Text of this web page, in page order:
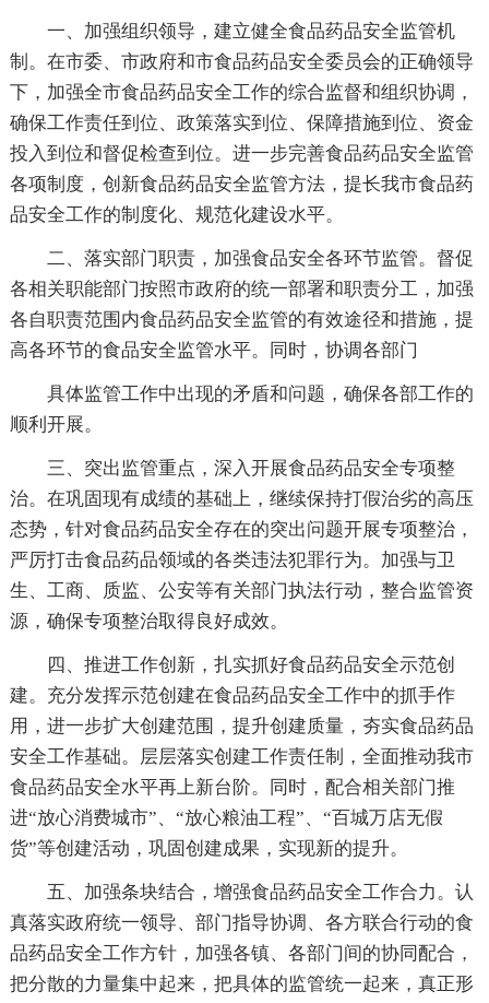
一、加强组织领导，建立健全食品药品安全监管机
制。在市委、市政府和市食品药品安全委员会的正确领导
下，加强全市食品药品安全工作的综合监督和组织协调，
确保工作责任到位、政策落实到位、保障措施到位、资金
投入到位和督促检查到位。进一步完善食品药品安全监管
各项制度，创新食品药品安全监管方法，提长我市食品药
品安全工作的制度化、规范化建设水平。
二、落实部门职责，加强食品安全各环节监管。督促
各相关职能部门按照市政府的统一部署和职责分工，加强
各自职责范围内食品药品安全监管的有效途径和措施，提
高各环节的食品安全监管水平。同时，协调各部门
具体监管工作中出现的矛盾和问题，确保各部工作的
顺利开展。
三、突出监管重点，深入开展食品药品安全专项整
治。在巩固现有成绩的基础上，继续保持打假治劣的高压
态势，针对食品药品安全存在的突出问题开展专项整治，
严厉打击食品药品领域的各类违法犯罪行为。加强与卫
生、工商、质监、公安等有关部门执法行动，整合监管资
源，确保专项整治取得良好成效。
四、推进工作创新，扎实抓好食品药品安全示范创
建。充分发挥示范创建在食品药品安全工作中的抓手作
用，进一步扩大创建范围，提升创建质量，夯实食品药品
安全工作基础。层层落实创建工作责任制，全面推动我市
食品药品安全水平再上新台阶。同时，配合相关部门推
进“放心消费城市”、“放心粮油工程”、“百城万店无假
货”等创建活动，巩固创建成果，实现新的提升。
五、加强条块结合，增强食品药品安全工作合力。认
真落实政府统一领导、部门指导协调、各方联合行动的食
品药品安全工作方针，加强各镇、各部门间的协同配合，
把分散的力量集中起来，把具体的监管统一起来，真正形